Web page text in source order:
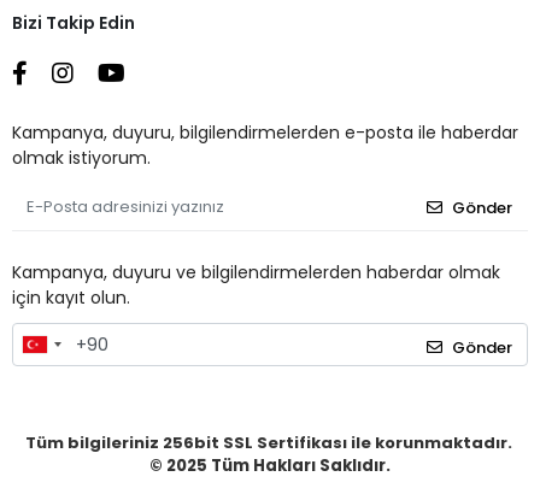
Bizi Takip Edin
Kampanya, duyuru, bilgilendirmelerden e-posta ile haberdar
olmak istiyorum.
Gönder
Kampanya, duyuru ve bilgilendirmelerden haberdar olmak
için kayıt olun.
Gönder
Tüm bilgileriniz 256bit SSL Sertifikası ile korunmaktadır.
© 2025 Tüm Hakları Saklıdır.